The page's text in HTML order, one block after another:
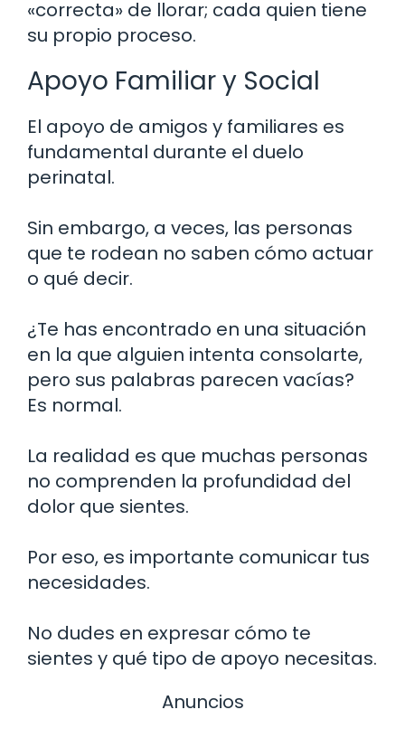
«correcta» de llorar; cada quien tiene
su propio proceso.
Apoyo Familiar y Social
El apoyo de amigos y familiares es
fundamental durante el duelo
perinatal.
Sin embargo, a veces, las personas
que te rodean no saben cómo actuar
o qué decir.
¿Te has encontrado en una situación
en la que alguien intenta consolarte,
pero sus palabras parecen vacías?
Es normal.
La realidad es que muchas personas
no comprenden la profundidad del
dolor que sientes.
Por eso, es importante comunicar tus
necesidades.
No dudes en expresar cómo te
sientes y qué tipo de apoyo necesitas.
Anuncios